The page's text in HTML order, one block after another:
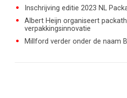
Inschrijving editie 2023 NL
Albert Heijn organiseert
verpakkingsinnovatie
Millford verder onder de naam